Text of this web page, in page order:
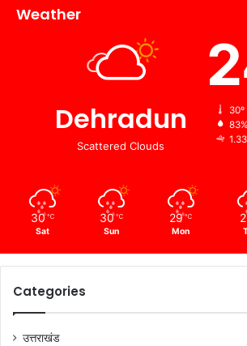
Weather
Dehradun
Scattered Clouds
83%
30 ℃
Sat
30 ℃
Sun
29 ℃
Mon
Categories
उत्तराखंड